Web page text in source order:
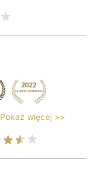
Pokaż więcej >>